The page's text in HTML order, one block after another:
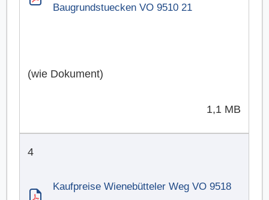
Baugrundstuecken VO 9510 21
(wie Dokument)
1,1 MB
4
Kaufpreise Wienebütteler Weg VO 9518